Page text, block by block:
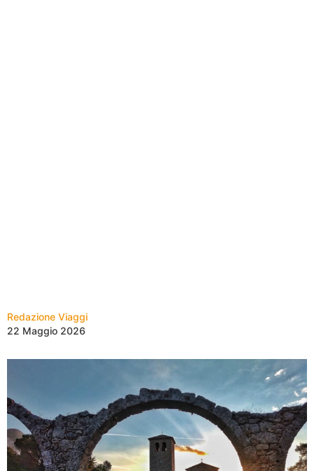
Redazione Viaggi
22 Maggio 2026